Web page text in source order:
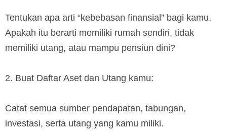
Tentukan apa arti “kebebasan finansial” bagi kamu.
Apakah itu berarti memiliki rumah sendiri, tidak
memiliki utang, atau mampu pensiun dini?
2. Buat Daftar Aset dan Utang kamu:
Catat semua sumber pendapatan, tabungan,
investasi, serta utang yang kamu miliki.